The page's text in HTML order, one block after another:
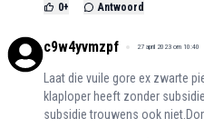
0+ Antwoord
c9w4yvmzpf 27 april 2023 om 10:40
Laat die vuile gore ex zwarte
klaploper heeft zonder
subsidie trouwens ook